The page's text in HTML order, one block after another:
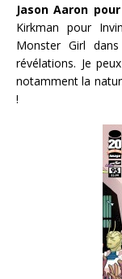
Jason Aaron
Kirkman pour
Monster Girl
révélations. Je
notamment la
!